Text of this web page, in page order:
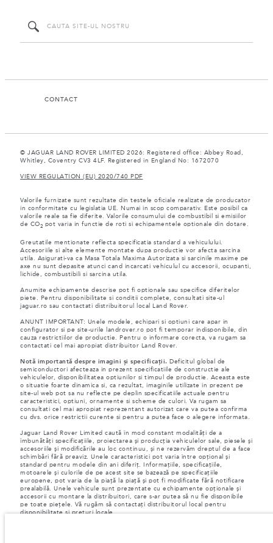
CONTACT
© JAGUAR LAND ROVER LIMITED 2026: Registered office: Abbey Road,
Whitley, Coventry CV3 4LF. Registered in England No: 1672070
VIEW REGULATION (EU) 2020/740 PDF
Valorile furnizate sunt rezultate din testele oficiale realizate de producator
in conformitate cu legislatia UE. Numai in scop comparativ. Este posibil ca
valorile reale sa fie diferite. Valorile consumului de combustibil si emisiilor
de CO2 pot varia in functie de roti si echipamentele optionale din dotare.
Greutatile mentionate reflecta specificatia standard a vehiculului.
Accesoriile si alte elemente montate dupa productie vor afecta sarcina
utila. Asigurati-va ca Masa Totala Maxima Autorizata si sarcinile maxime pe
axe nu sunt depasite atunci cand incarcati vehiculul cu accesorii, ocupanti,
lichide, combustibili si sarcina utila.
Anumite echipamente descrise pot fi optionale sau specifice diferitelor
piete. Pentru disponibilitate si conditii complete, consultati site-ul
jaguar.ro sau contactati distribuitorul local Land Rover.
ANUNT IMPORTANT: Unele modele, echipari si optiuni care apar in
configurator si pe site-urile landrover.ro pot fi temporar indisponibile, din
cauza restrictiilor de productie. Pentru o informare corecta, va rugam sa
contactati cel mai apropiat distribuitor Land Rover.
Notă importantă despre imagini și specificații. Deficitul global de
semiconductori afecteaza in prezent specificatiile de constructie ale
vehiculelor, disponibilitatea optiunilor si timpul de productie. Aceasta este
o situatie foarte dinamica si, ca rezultat, imaginile utilizate in prezent pe
site-ul web pot sa nu reflecte pe deplin specificatiile actuale pentru
caracteristici, optiuni, ornamente si scheme de culori. Va rugam sa
consultati cel mai apropiat reprezentant autorizat care va putea confirma
cu dvs. orice restrictii curente si pentru a putea face o alegere informata.
Jaguar Land Rover Limited caută în mod constant modalități de a
îmbunătăți specificațiile, proiectarea și producția vehiculelor sale, piesele și
accesoriile și modificările au loc continuu, și ne rezervăm dreptul de a face
schimbări fără preaviz. Unele caracteristici pot varia între opțional și
standard pentru modele din ani diferiț. Informațiile, specificațiile,
motoarele și culorile de pe acest site se bazează pe specificațiile
europene, pot varia de la piață la piață și pot fi modificate fără notificare
prealabilă. Unele vehicule sunt prezentate cu echipamente opționale și
accesorii cu montare la distribuitori, care s-ar putea să nu fie disponibile
pe toate piețele. Vă rugăm să contactați distribuitorul local pentru
disponibilitate și prețuri locale.